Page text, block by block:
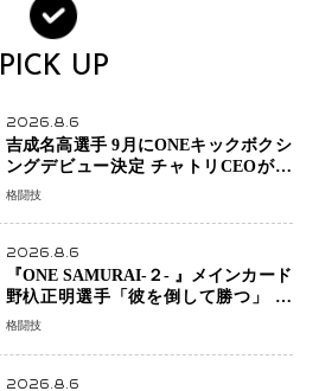
PICK UP
2026.8.6
吉成名高選手 9月にONEキックボクシ
ングデビュー決定 チャトリCEOがサ
プライズ発表 2カ月連続参戦へ
格闘技
2026.8.6
『ONE SAMURAI-２- 』メインカード
野杁正明選手「彼を倒して勝つ」 リ
ウ・メンヤンとの因縁に決着へ 再起
初戦
格闘技
2026.8.6